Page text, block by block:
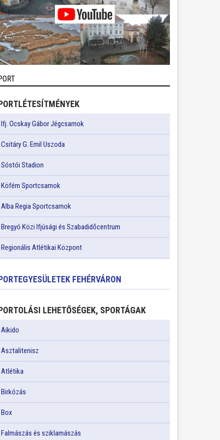
Ifj. Ocskay Gábor Jégcsarnok
Csitáry G. Emil Uszoda
Sóstói Stadion
Köfém Sportcsarnok
Alba Regia Sportcsarnok
Bregyó Közi Ifjúsági és Szabadidőcentrum
Regionális Atlétikai Központ
FEHÉRVÁRON
LEHETŐSÉGEK, SPORTÁGAK
Aikido
Asztalitenisz
Atlétika
Birkózás
Box
Falmászás és sziklamászás